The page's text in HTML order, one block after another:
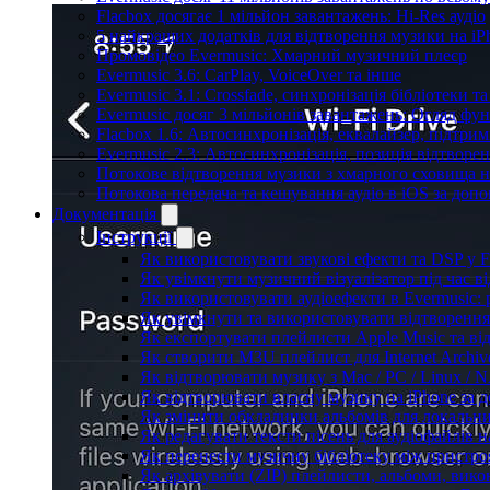
Flacbox досягає 1 мільйон завантажень: Hi-Res аудіо
5 найкращих додатків для відтворення музики на
Промовідео Evermusic: Хмарний музичний плеєр
Evermusic 3.6: CarPlay, VoiceOver та інше
Evermusic 3.1: Crossfade, синхронізація бібліотеки
Evermusic досяг 3 мільйонів завантажень: Огляд
Flacbox 1.6: Автосинхронізація, еквалайзер,
Evermusic 2.3: Автосинхронізація, позиція
Потокове відтворення музики з хмарного сховища
Потокова передача та кешування аудіо в iOS за
Документація
Інструкції
Як використовувати звукові ефекти та DSP у
Як увімкнути музичний візуалізатор під час
Як використовувати аудіоефекти в Evermusic:
Як увімкнути та використовувати
Як експортувати плейлисти Apple Music та
Як створити M3U плейлист для Internet
Як відтворювати музику з Mac / PC / Linux /
Як відтворювати власну музику на iPhone за
Як змінити обкладинки альбомів для
Як редагувати тексти пісень для аудіофайлів
Як перенести музичну бібліотеку між
Як архівувати (ZIP) плейлисти, альбоми,